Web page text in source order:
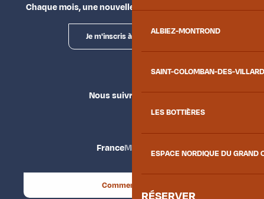
ALBIEZ-MONTROND
SAINT-COLOMBAN-DES-
LES BOTTIÈRES
ESPACE NORDIQUE DU GRAND
Chaque mois, une nouvelle façon d'explorer la vallée.
Je m'inscris à la newsletter
Nous suivre
FranceMaurienne
Comment venir ?